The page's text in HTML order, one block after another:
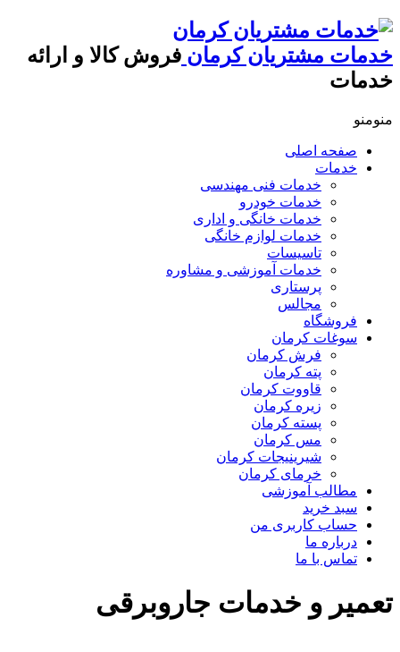
خدمات مشتریان کرمان فروش کالا و ارائه
خدمات
منومنو
صفحه اصلی
خدمات
خدمات فنی مهندسی
خدمات خودرو
خدمات خانگی و اداری
خدمات لوازم خانگی
تاسیسات
خدمات آموزشی و مشاوره
پرستاری
مجالس
فروشگاه
سوغات کرمان
فرش کرمان
پته کرمان
قاووت کرمان
زیره کرمان
پسته کرمان
مس کرمان
شیرینیجات کرمان
خرمای کرمان
مطالب آموزشی
سبد خرید
حساب کاربری من
درباره ما
تماس با ما
تعمیر و خدمات جاروبرقی